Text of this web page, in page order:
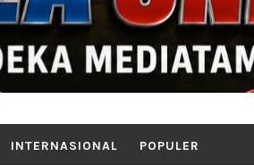
INTERNASIONAL POPULER